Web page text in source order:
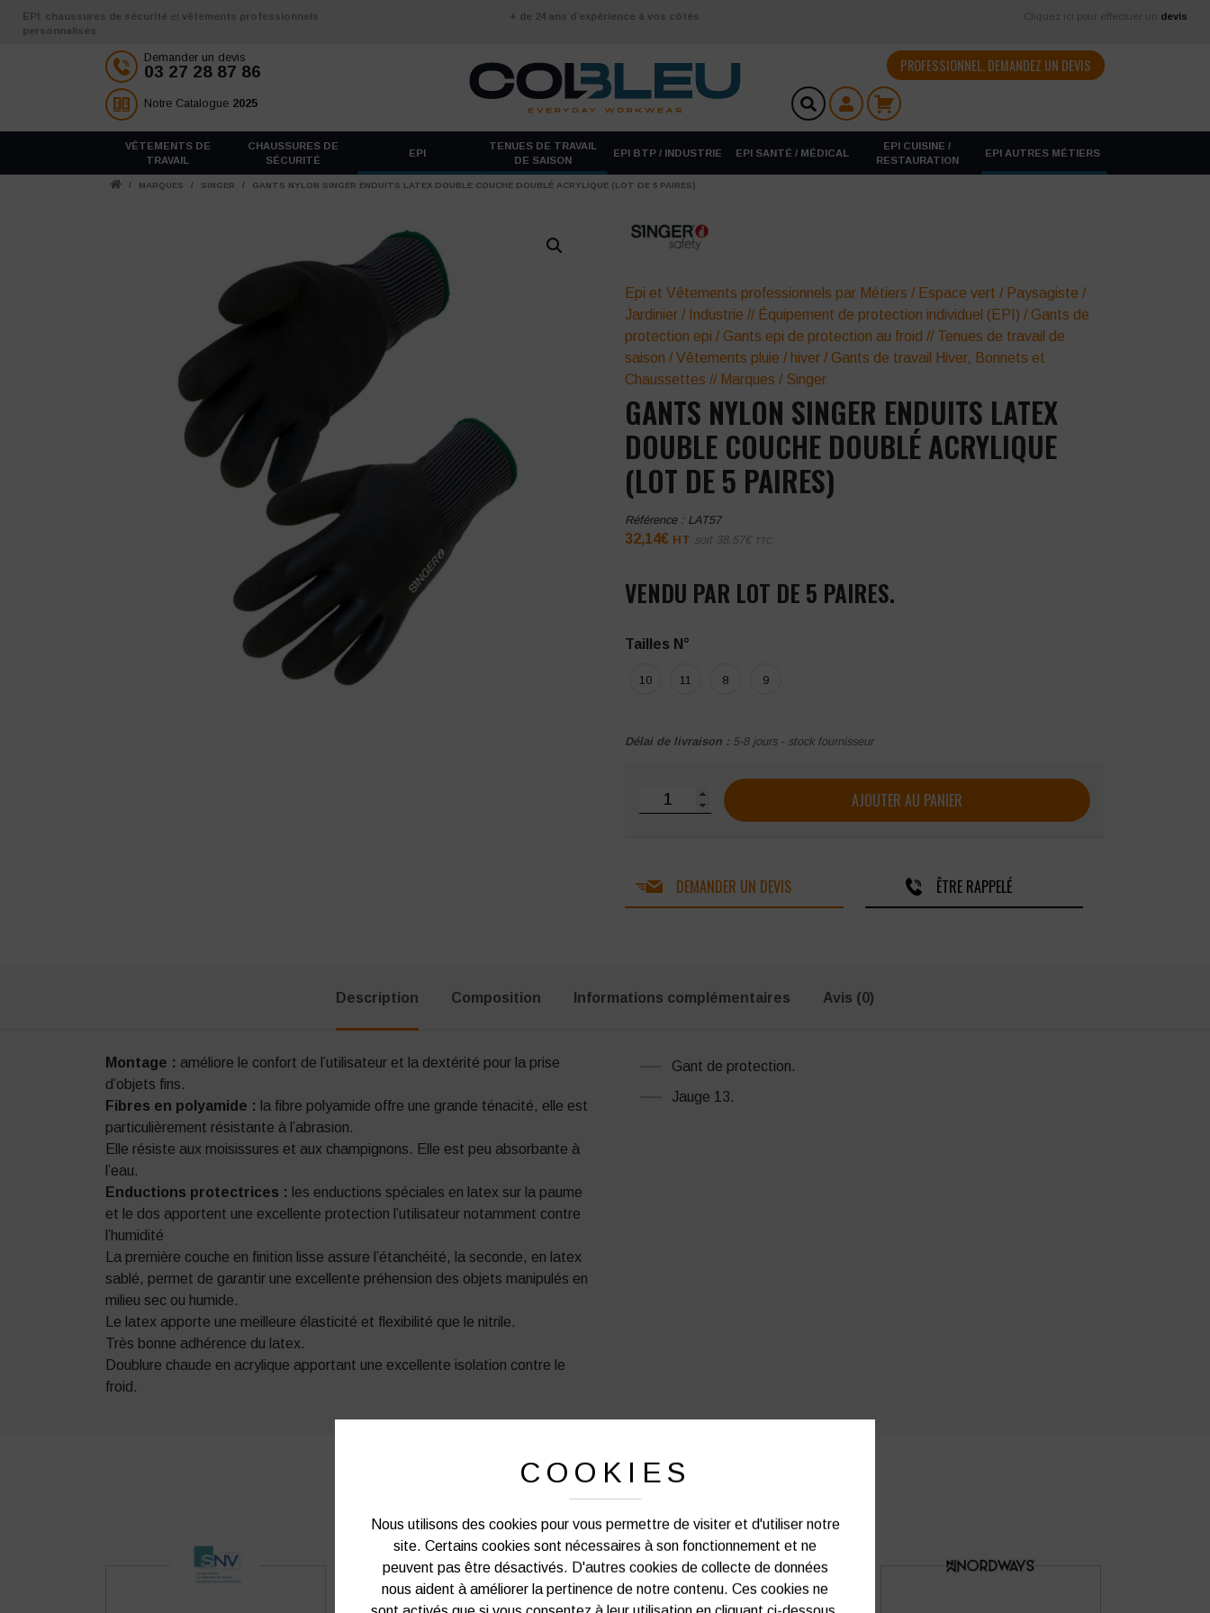
Aller au contenu
EPI chaussures de sécurité et vêtements professionnels
personnalisés
+ de 24 ans d’expérience à vos côtés Cliquez ici pour effectuer un devis
Demander un devis
03 27 28 87 86
Notre Catalogue 2025
PROFESSIONNEL, DEMANDEZ UN DEVIS
VÊTEMENTS DE
TRAVAIL
CHAUSSURES DE
SÉCURITÉ
EPI
TENUES DE TRAVAIL
DE SAISON
EPI BTP / INDUSTRIE EPI SANTÉ / MÉDICAL
EPI CUISINE /
RESTAURATION
EPI AUTRES MÉTIERS
/ MARQUES / SINGER / GANTS NYLON SINGER ENDUITS LATEX DOUBLE COUCHE DOUBLÉ ACRYLIQUE (LOT DE 5 PAIRES)
Epi et Vêtements professionnels par Métiers / Espace vert / Paysagiste /
Jardinier / Industrie // Équipement de protection individuel (EPI) / Gants de
protection epi / Gants epi de protection au froid // Tenues de travail de
saison /Vêtements pluie / hiver / Gants de travail Hiver, Bonnets et
Chaussettes // Marques / Singer
GANTS NYLON SINGER ENDUITS LATEX
DOUBLE COUCHE DOUBLÉ ACRYLIQUE
(LOT DE 5 PAIRES)
Référence : LAT57
32,14€ HT soit 38,57€ TTC
VENDU PAR LOT DE 5 PAIRES.
Tailles N°
10 11 8 9
Délai de livraison : 5-8 jours - stock fournisseur
quantité de Gants Nylon SINGER Enduits Latex Double Couche doublé Acrylique (lot de 5
AJOUTER AU PANIER
DEMANDER UN DEVIS ÊTRE RAPPELÉ
Description Composition Informations complémentaires Avis (0)
Montage : améliore le confort de l’utilisateur et la dextérité pour la prise
d’objets fins.
Fibres en polyamide : la fibre polyamide offre une grande ténacité, elle est
particulièrement résistante à l’abrasion.
Elle résiste aux moisissures et aux champignons. Elle est peu absorbante à
l’eau.
Enductions protectrices : les enductions spéciales en latex sur la paume
et le dos apportent une excellente protection l’utilisateur notamment contre
l’humidité
La première couche en finition lisse assure l’étanchéité, la seconde, en latex
sablé, permet de garantir une excellente préhension des objets manipulés en
milieu sec ou humide.
Le latex apporte une meilleure élasticité et flexibilité que le nitrile.
Très bonne adhérence du latex.
Doublure chaude en acrylique apportant une excellente isolation contre le
froid.
Gant de protection.
Jauge 13.
PRODUITS SIMILAIRES
COOKIES
Nous utilisons des cookies pour vous permettre de visiter et d'utiliser notre
site. Certains cookies sont nécessaires à son fonctionnement et ne
peuvent pas être désactivés. D'autres cookies de collecte de données
nous aident à améliorer la pertinence de notre contenu. Ces cookies ne